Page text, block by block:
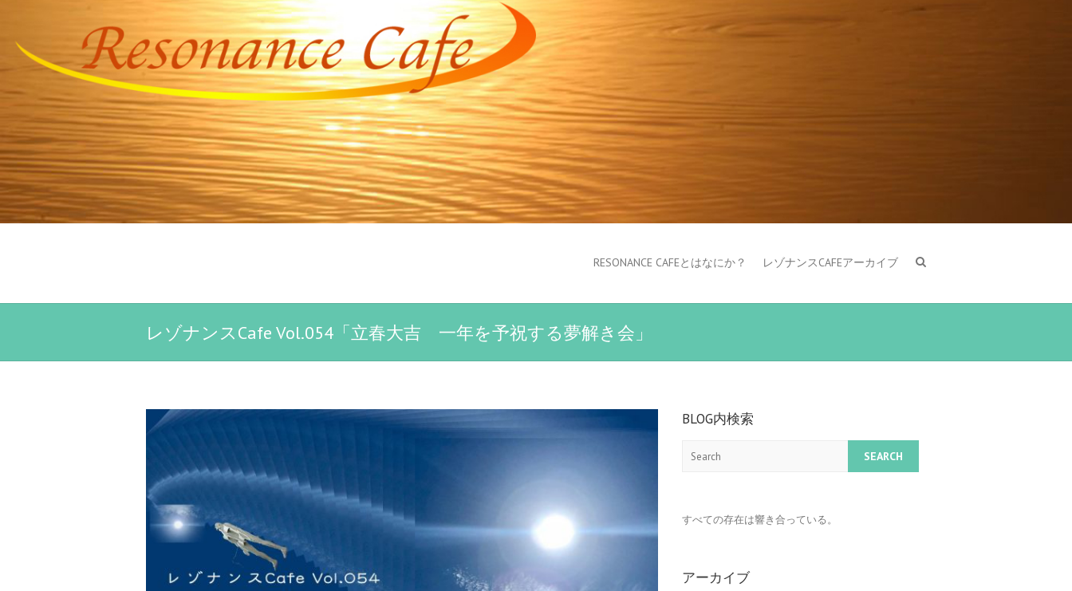
RESONANCE CAFEとはなにか？ レゾナンスCAFEアーカイブ
レゾナンスCafe Vol.054「立春大吉 一年を予祝する夢解き会」
BLOG内検索
すべての存在は響き合っている。
アーカイブ